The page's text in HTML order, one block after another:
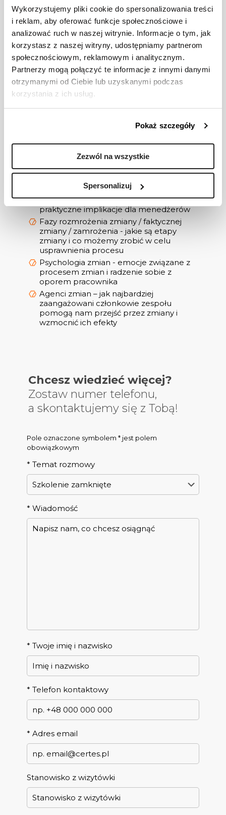
Wykorzystujemy pliki cookie do spersonalizowania treści
i reklam, aby oferować funkcje społecznościowe i
analizować ruch w naszej witrynie. Informacje o tym, jak
korzystasz z naszej witryny, udostępniamy partnerom
społecznościowym, reklamowym i analitycznym.
Partnerzy mogą połączyć te informacje z innymi danymi
otrzymanymi od Ciebie lub uzyskanymi podczas
korzystania z ich usług.
Pokaż szczegóły
Zezwól na wszystkie
Spersonalizuj
najbardziej pozytywny sposób
Rozmowa interwencja i rozmowa
dyscyplinująca w przypadku niskich
wyników lub łamania zasad
Poligon trudnych sytuacji
komunikacyjnych na podstawie
przykładów z życia uczestników
Zarządzanie zmianami w zespole i
sposób zmiana wpływa na biznes w
dzisiejszych czasach z perspektywy
Modele zarządzania zmianami -
koncepcje Lewina i Bridgesa i ich
praktyczne implikacje dla menedżerów
Fazy rozmrożenia zmiany / faktycznej
zmiany / zamrożenia - jakie są etapy
zmiany i co możemy zrobić w celu
usprawnienia procesu
Psychologia zmian - emocje związane z
procesem zmian i radzenie sobie z
oporem pracownika
Agenci zmian – jak najbardziej
zaangażowani członkowie zespołu
pomogą nam przejść przez zmiany i
wzmocnić ich efekty
Chcesz wiedzieć więcej?
Zostaw numer telefonu,
a skontaktujemy się z Tobą!
Pole oznaczone symbolem * jest polem
obowiązkowym
* Temat rozmowy
* Wiadomość
* Twoje imię i nazwisko
* Telefon kontaktowy
* Adres email
Stanowisko z wizytówki